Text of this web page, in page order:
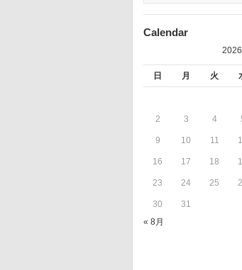
Calendar
日 月 火
2 3 4
9 10 11
16 17 18
23 24 25
30
31
« 8月